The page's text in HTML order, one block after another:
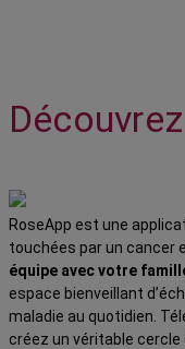
RoseApp est une
touchées par un cancer
équipe avec votre
espace bienveillant
maladie au quotidien.
créez un véritable